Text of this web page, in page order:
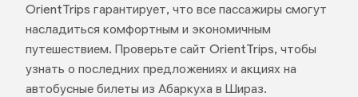
OrientTrips гарантирует, что все пассажиры смогут
насладиться комфортным и экономичным
путешествием. Проверьте сайт OrientTrips, чтобы
узнать о последних предложениях и акциях на
автобусные билеты из Абаркуха в Шираз.